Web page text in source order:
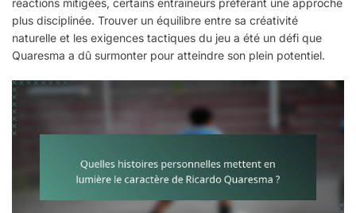
plus disciplinée. Trouver un équilibre entre sa créativité
naturelle et les exigences tactiques du jeu a été un défi que
Quaresma a dû surmonter pour atteindre son plein potentiel.